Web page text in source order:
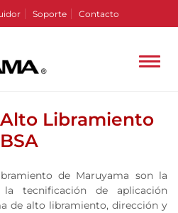
Soporte Contacto
Libramiento
BSA
de Maruyama son la
tecnificación de aplicación
de alto libramiento, dirección y